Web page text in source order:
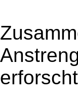
erforscht